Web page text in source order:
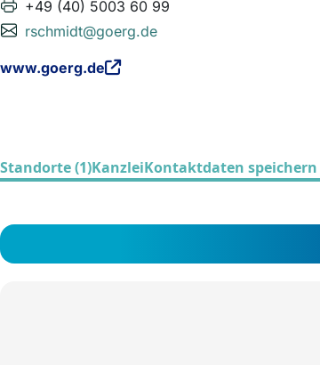
+49 (40) 5003 60 99
rschmidt@goerg.de
www.goerg.de
Standorte (1)KanzleiKontaktdaten speichern